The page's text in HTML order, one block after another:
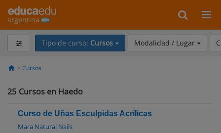
argentina
Tipo de curso: Cursos Modalidad / Lugar
Cursos
25 Cursos en Haedo
Curso de Uñas Esculpidas Acrílicas
Mara Natural Nails